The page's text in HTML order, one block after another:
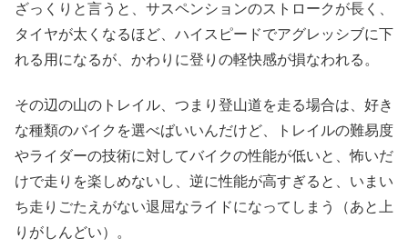
ざっくりと言うと、サスペンションのストロークが長く、
タイヤが太くなるほど、ハイスピードでアグレッシブに下
れる用になるが、かわりに登りの軽快感が損なわれる。
その辺の山のトレイル、つまり登山道を走る場合は、好き
な種類のバイクを選べばいいんだけど、トレイルの難易度
やライダーの技術に対してバイクの性能が低いと、怖いだ
けで走りを楽しめないし、逆に性能が高すぎると、いまい
ち走りごたえがない退屈なライドになってしまう（あと上
りがしんどい）。